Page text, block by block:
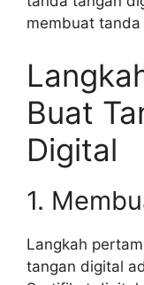
membuat
Buat
Digital
1.
Langkah
tangan digital